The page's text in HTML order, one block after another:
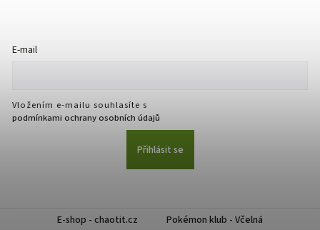
E-mail
Vložením e-mailu souhlasíte s
podmínkami ochrany osobních údajů
Přihlásit se
E-shop - chaotit.cz Pokémon klub - Včelná